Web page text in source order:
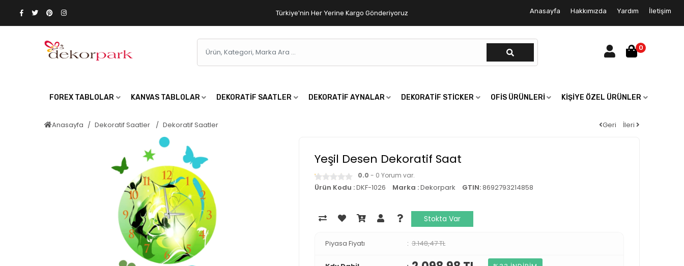
Türkiye'nin Her Yerine Kargo Gönderiyoruz Anasayfa Hakkımızda Yardım İletişim
0
FOREX TABLOLAR KANVAS TABLOLAR DEKORATIF SAATLER DEKORATIF AYNALAR DEKORATIF STICKER OFIS ÜRÜNLERI KIŞIYE ÖZEL ÜRÜNLER
Anasayfa Dekoratif Saatler Dekoratif Saatler Geri İleri
Yeşil Desen Dekoratif Saat
0.0 - 0 Yorum var.
Ürün Kodu :DKF-1026 Marka :Dekorpark GTIN:8692793214858
Stokta Var
Piyasa Fiyatı 3.148,47 TL